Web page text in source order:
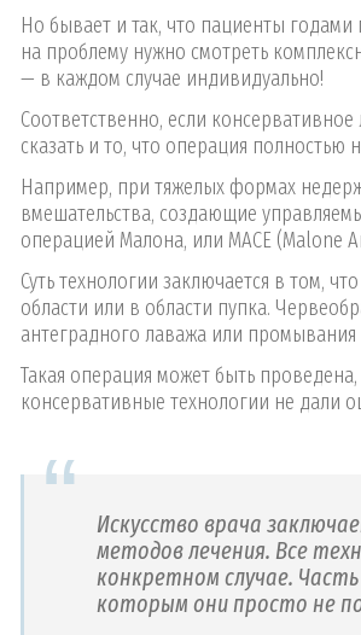
Но бывает и так, что пациенты
на проблему нужно смотреть
— в каждом случае индивидуально!
Соответственно, если
сказать и то, что операция
Например, при тяжелых формах
вмешательства, создающие
операцией Малона, или MACE (Malone
Суть технологии заключается в том,
области или в области пупка.
антеградного лаважа или
Такая операция может быть
консервативные технологии не дали
Искусство врача
методов лечения. Все
конкретном случае.
которым они просто не